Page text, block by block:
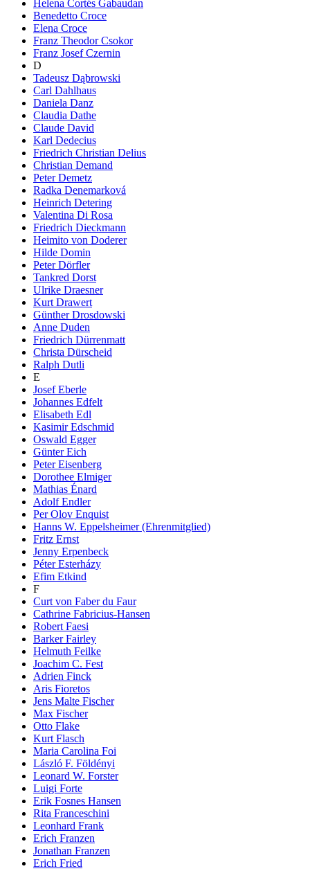
Helena Cortés Gabaudan
Benedetto Croce
Elena Croce
Franz Theodor Csokor
Franz Josef Czernin
D
Tadeusz Dąbrowski
Carl Dahlhaus
Daniela Danz
Claudia Dathe
Claude David
Karl Dedecius
Friedrich Christian Delius
Christian Demand
Peter Demetz
Radka Denemarková
Heinrich Detering
Valentina Di Rosa
Friedrich Dieckmann
Heimito von Doderer
Hilde Domin
Peter Dörfler
Tankred Dorst
Ulrike Draesner
Kurt Drawert
Günther Drosdowski
Anne Duden
Friedrich Dürrenmatt
Christa Dürscheid
Ralph Dutli
E
Josef Eberle
Johannes Edfelt
Elisabeth Edl
Kasimir Edschmid
Oswald Egger
Günter Eich
Peter Eisenberg
Dorothee Elmiger
Mathias Énard
Adolf Endler
Per Olov Enquist
Hanns W. Eppelsheimer (Ehrenmitglied)
Fritz Ernst
Jenny Erpenbeck
Péter Esterházy
Efim Etkind
F
Curt von Faber du Faur
Cathrine Fabricius-Hansen
Robert Faesi
Barker Fairley
Helmuth Feilke
Joachim C. Fest
Adrien Finck
Aris Fioretos
Jens Malte Fischer
Max Fischer
Otto Flake
Kurt Flasch
Maria Carolina Foi
László F. Földényi
Leonard W. Forster
Luigi Forte
Erik Fosnes Hansen
Rita Franceschini
Leonhard Frank
Erich Franzen
Jonathan Franzen
Erich Fried